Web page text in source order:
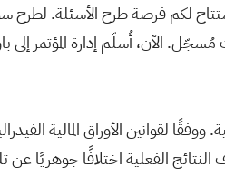
لكم فرصة طرح الأسئلة. لطرح
الآن، أُسلّم إدارة المؤتمر
لقوانين الأوراق المالية
الفعلية اختلافًا جوهريًا عن تلك